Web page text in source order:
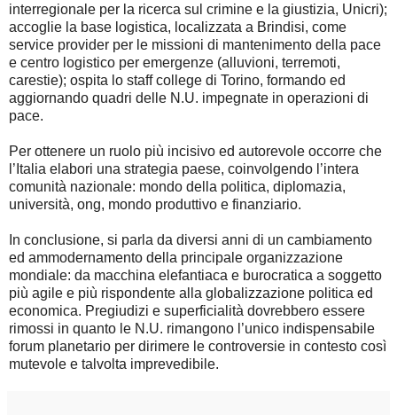
interregionale per la ricerca sul crimine e la giustizia, Unicri);
accoglie la base logistica, localizzata a Brindisi, come
service provider per le missioni di mantenimento della pace
e centro logistico per emergenze (alluvioni, terremoti,
carestie); ospita lo staff college di Torino, formando ed
aggiornando quadri delle N.U. impegnate in operazioni di
pace.
Per ottenere un ruolo più incisivo ed autorevole occorre che
l’Italia elabori una strategia paese, coinvolgendo l’intera
comunità nazionale: mondo della politica, diplomazia,
università, ong, mondo produttivo e finanziario.
In conclusione, si parla da diversi anni di un cambiamento
ed ammodernamento della principale organizzazione
mondiale: da macchina elefantiaca e burocratica a soggetto
più agile e più rispondente alla globalizzazione politica ed
economica. Pregiudizi e superficialità dovrebbero essere
rimossi in quanto le N.U. rimangono l’unico indispensabile
forum planetario per dirimere le controversie in contesto così
mutevole e talvolta imprevedibile.